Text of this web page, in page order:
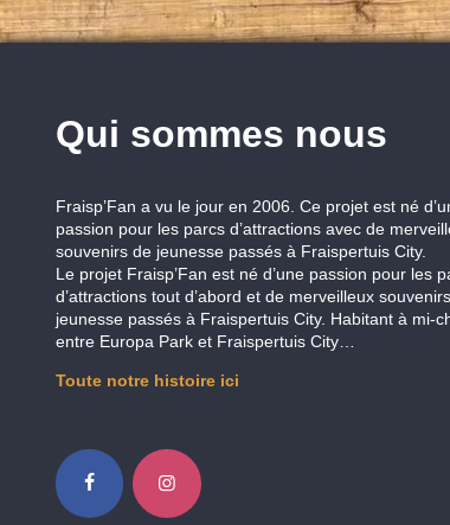
Qui sommes nous
Fraisp’Fan a vu le jour en 2006. Ce projet est né
passion pour les parcs d’attractions avec de
souvenirs de jeunesse passés à Fraispertuis City.
Le projet Fraisp’Fan est né d’une passion pour les
d’attractions tout d’abord et de merveilleux
jeunesse passés à Fraispertuis City. Habitant à mi-
entre Europa Park et Fraispertuis City…
Toute notre histoire ici